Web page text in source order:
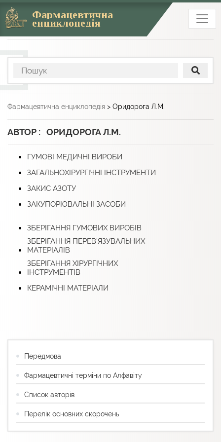
Фармацевтична
енциклопедія
Фармацевтична енциклопедія > Оридорога Л.М.
АВТОР : ОРИДОРОГА Л.М.
ГУМОВІ МЕДИЧНІ ВИРОБИ
ЗАГАЛЬНОХІРУРГІЧНІ ІНСТРУМЕНТИ
ЗАКИС АЗОТУ
ЗАКУПОРЮВАЛЬНІ ЗАСОБИ
ЗБЕРІГАННЯ ГУМОВИХ ВИРОБІВ
ЗБЕРІГАННЯ ПЕРЕВ’ЯЗУВАЛЬНИХ
МАТЕРІАЛІВ
ЗБЕРІГАННЯ ХІРУРГІЧНИХ
ІНСТРУМЕНТІВ
КЕРАМІЧНІ МАТЕРІАЛИ
Передмова
Фармацевтичні терміни по Алфавіту
Список авторів
Перелік основних скорочень